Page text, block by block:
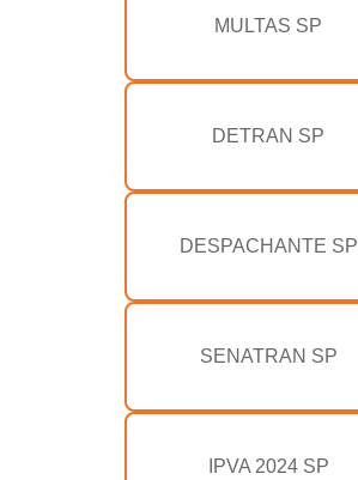
MULTAS SP
DETRAN SP
DESPACHANTE SP
SENATRAN SP
IPVA 2024 SP